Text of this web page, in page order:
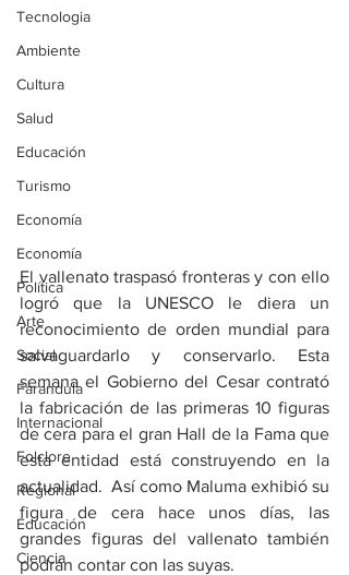
Tecnologia
Ambiente
Cultura
Salud
Educación
Turismo
Economía
Economía
Política
Arte
Social
Farandula
Internacional
Folclore
Regional
Educación
Ciencia
El vallenato traspasó fronteras y con ello
logró que la UNESCO le diera un
reconocimiento de orden mundial para
salvaguardarlo y conservarlo. Esta
semana el Gobierno del Cesar contrató
la fabricación de las primeras 10 figuras
de cera para el gran Hall de la Fama que
esta entidad está construyendo en la
actualidad.  Así como Maluma exhibió su
figura de cera hace unos días, las
grandes figuras del vallenato también
podrán contar con las suyas.